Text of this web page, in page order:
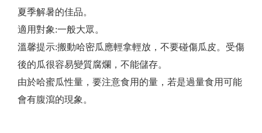
夏季解暑的佳品。
適用對象:一般大眾。
​溫馨提示:搬動哈密瓜應輕拿輕放，不要碰傷瓜皮。受傷
後的瓜很容易變質腐爛，不能儲存。
由於哈蜜瓜性量，要注意食用的量，若是過量食用可能
會有腹瀉的現象。